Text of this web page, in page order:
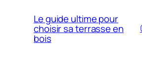
Le guide ultime pour
choisir sa terrasse en
bois